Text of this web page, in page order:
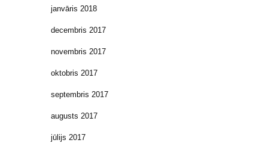
janvāris 2018
decembris 2017
novembris 2017
oktobris 2017
septembris 2017
augusts 2017
jūlijs 2017